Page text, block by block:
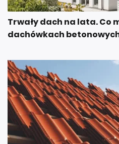
Trwały dach na lata. Co
dachówkach